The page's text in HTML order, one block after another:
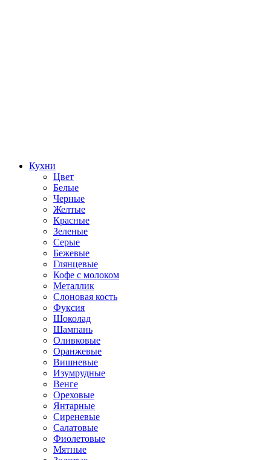
Кухни
Цвет
Белые
Черные
Желтые
Красные
Зеленые
Серые
Бежевые
Глянцевые
Кофе с молоком
Металлик
Слоновая кость
Фуксия
Шоколад
Шампань
Оливковые
Оранжевые
Вишневые
Изумрудные
Венге
Ореховые
Янтарные
Сиреневые
Салатовые
Фиолетовые
Мятные